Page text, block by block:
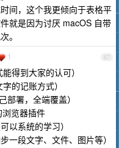
间，这个我更倾向于表格平
就是因为讨厌 macOS 自带
。
67
1
得到大家的认可）
的记账方式）
部署，全端覆盖）
览器插件
以系统的学习）
一段文字、文件、图片等）